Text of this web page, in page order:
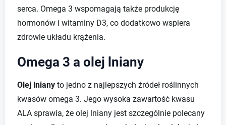
serca. Omega 3 wspomagają także produkcję
hormonów i witaminy D3, co dodatkowo wspiera
zdrowie układu krążenia.
Omega 3 a olej lniany
Olej lniany to jedno z najlepszych źródeł roślinnych
kwasów omega 3. Jego wysoka zawartość kwasu
ALA sprawia, że olej lniany jest szczególnie polecany